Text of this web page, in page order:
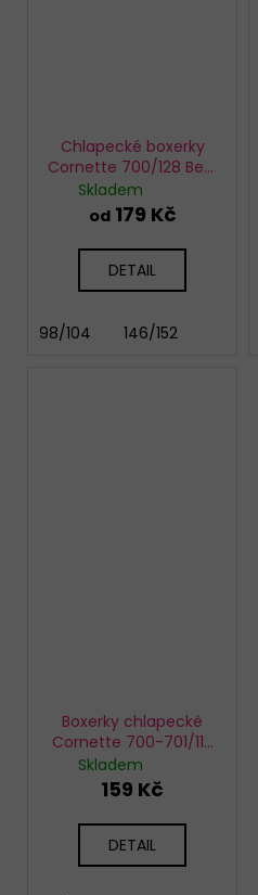
Chlapecké boxerky
Cornette 700/128 Best
car
Skladem
od179 Kč
DETAIL
98/104 146/152
Boxerky chlapecké
Cornette 700-701/115
Moro
Skladem
159 Kč
DETAIL